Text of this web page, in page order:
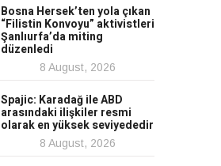
Bosna Hersek’ten yola çıkan
“Filistin Konvoyu” aktivistleri
Şanlıurfa’da miting
düzenledi
8 August, 2026
Spajic: Karadağ ile ABD
arasındaki ilişkiler resmi
olarak en yüksek seviyededir
8 August, 2026